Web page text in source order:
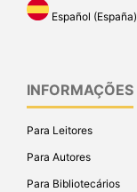
Español (España)
INFORMAÇÕES
Para Leitores
Para Autores
Para Bibliotecários